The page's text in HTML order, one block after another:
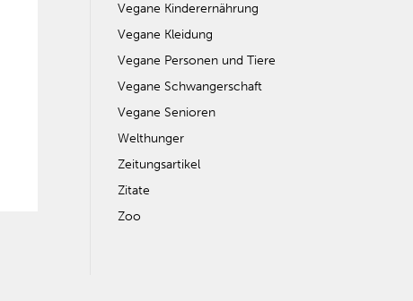
Vegane Kinderernährung
Vegane Kleidung
Vegane Personen und Tiere
Vegane Schwangerschaft
Vegane Senioren
Welthunger
Zeitungsartikel
Zitate
Zoo